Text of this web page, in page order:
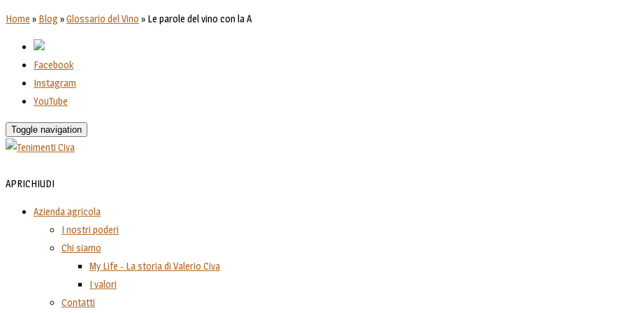
Home » Blog»Glossario del Vino » Le parole del vino con la A
Facebook
Instagram
YouTube
Toggle navigation
APRICHIUDI
Azienda agricola
I nostri poderi
Chi siamo
My Life - La storia di Valerio Civa
I valori
Contatti